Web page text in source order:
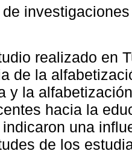
realizado en
de la
y la
hacia la
una
de los